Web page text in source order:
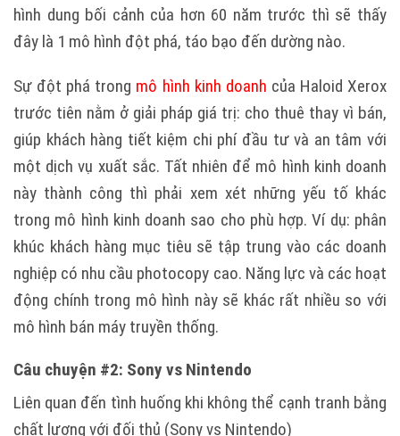
hình dung bối cảnh của hơn 60 năm trước thì sẽ thấy
đây là 1 mô hình đột phá, táo bạo đến dường nào.
Sự đột phá trong mô hình kinh doanh của Haloid Xerox
trước tiên nằm ở giải pháp giá trị: cho thuê thay vì bán,
giúp khách hàng tiết kiệm chi phí đầu tư và an tâm với
một dịch vụ xuất sắc. Tất nhiên để mô hình kinh doanh
này thành công thì phải xem xét những yếu tố khác
trong mô hình kinh doanh sao cho phù hợp. Ví dụ: phân
khúc khách hàng mục tiêu sẽ tập trung vào các doanh
nghiệp có nhu cầu photocopy cao. Năng lực và các hoạt
động chính trong mô hình này sẽ khác rất nhiều so với
mô hình bán máy truyền thống.
Câu chuyện #2: Sony vs Nintendo
Liên quan đến tình huống khi không thể cạnh tranh bằng
chất lượng với đối thủ (Sony vs Nintendo)